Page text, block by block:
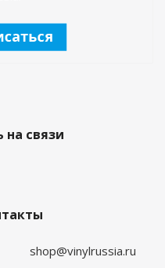
на связи
shop@vinylrussia.ru